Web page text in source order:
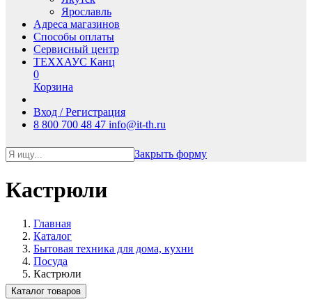
Ярославль
Адреса магазинов
Способы оплаты
Сервисный центр
ТЕХХАУС Канц
0
Корзина
Вход / Регистрация
8 800 700 48 47 info@it-th.ru
Закрыть форму
Кастрюли
Главная
Каталог
Бытовая техника для дома, кухни
Посуда
Кастрюли
Каталог товаров